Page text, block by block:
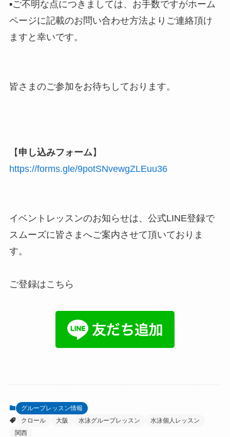
▪︎ご不明な点につきましては、お手数ですがホーム
ページに記載のお問い合わせ方法よりご連絡頂け
ますと幸いです。
皆さまのご参加をお待ちしております。
【 申し込みフォーム 】
https://forms.gle/9potSNvewgZLEuu36
イベントレッスンのお知らせは、公式LINE登録で
スムーズに皆さまへご案内させて頂いておりま
す。
ご登録はこちら
グループレッスン情報
クロール
大阪 水泳グループレッスン
水泳個人レッスン
関西